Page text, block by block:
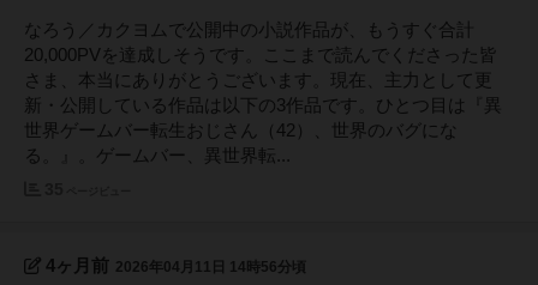
なろう／カクヨムで公開中の小説作品が、もうすぐ合計
20,000PVを達成しそうです。ここまで読んでくださった皆
さま、本当にありがとうございます。現在、主力として更
新・公開している作品は以下の3作品です。ひとつ目は『異
世界ゲームバー転生おじさん（42）、世界のバグにな
る。』。ゲームバー、異世界転...
4ヶ月前 2026年04月11日 14時56分頃